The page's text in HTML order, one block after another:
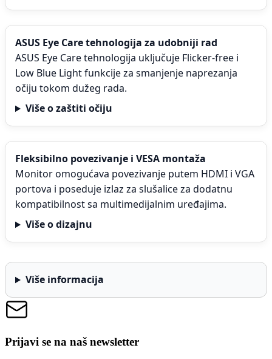
ASUS Eye Care tehnologija za udobniji rad
ASUS Eye Care tehnologija uključuje Flicker-free i
Low Blue Light funkcije za smanjenje naprezanja
očiju tokom dužeg rada.
Više o zaštiti očiju
Fleksibilno povezivanje i VESA montaža
Monitor omogućava povezivanje putem HDMI i VGA
portova i poseduje izlaz za slušalice za dodatnu
kompatibilnost sa multimedijalnim uređajima.
Više o dizajnu
Više informacija
Prijavi se na naš newsletter